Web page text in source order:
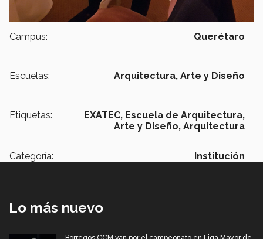
Campus: Querétaro
Escuelas: Arquitectura, Arte y Diseño
Etiquetas: EXATEC, Escuela de Arquitectura,
Arte y Diseño, Arquitectura
Categoría: Institución
Lo más nuevo